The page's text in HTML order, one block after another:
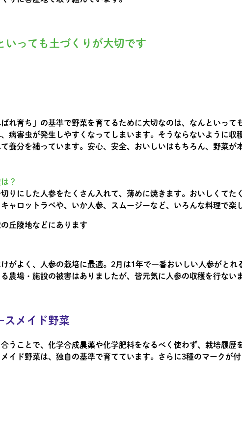
いっても土づくりが大切です
れ育ち」の基準で野菜を育てるために大切なのは、なんといって
病害虫が発生しやすくなってしまいます。そうならないように収
養分を補っています。安心、安全、おいしいはもちろん、野菜が
？
りにした人参をたくさん入れて、薄めに焼きます。おいしくてた
ャロットラペや、いか人参、スムージーなど、いろんな料理で楽
丘陵地などにあります
がよく、人参の栽培に最適。2月は1年で一番おいしい人参がとれ
農場・施設の被害はありましたが、皆元気に人参の収穫を行ない
スメイド野菜
うことで、化学合成農薬や化学肥料をなるべく使わず、栽培履歴
イド野菜は、独自の基準で育てています。さらに3種のマークが